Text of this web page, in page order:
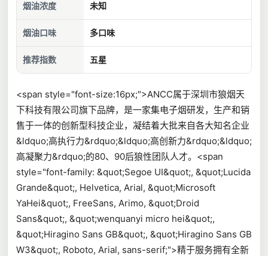
烟油浓度 未知
烟油口味 多口味
推荐指数 五星
<span style="font-size:16px;">ANCC属于深圳市狼烟天
下科技有限公司旗下品牌，是一家集电子烟研发，生产和销
售于一体的创新型科技企业，凝结着大批来自各大知名企业
&ldquo;高执行力&rdquo;&ldquo;高创新力&rdquo;&ldquo;
高凝聚力&rdquo;的80、90后狼性团队人才。<span
style="font-family: &quot;Segoe UI&quot;, &quot;Lucida
Grande&quot;, Helvetica, Arial, &quot;Microsoft
YaHei&quot;, FreeSans, Arimo, &quot;Droid
Sans&quot;, &quot;wenquanyi micro hei&quot;,
&quot;Hiragino Sans GB&quot;, &quot;Hiragino Sans GB
W3&quot;, Roboto, Arial, sans-serif;">精于服务拥有全新